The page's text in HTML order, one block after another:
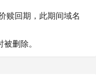
赎回期，此期间域名
删除。